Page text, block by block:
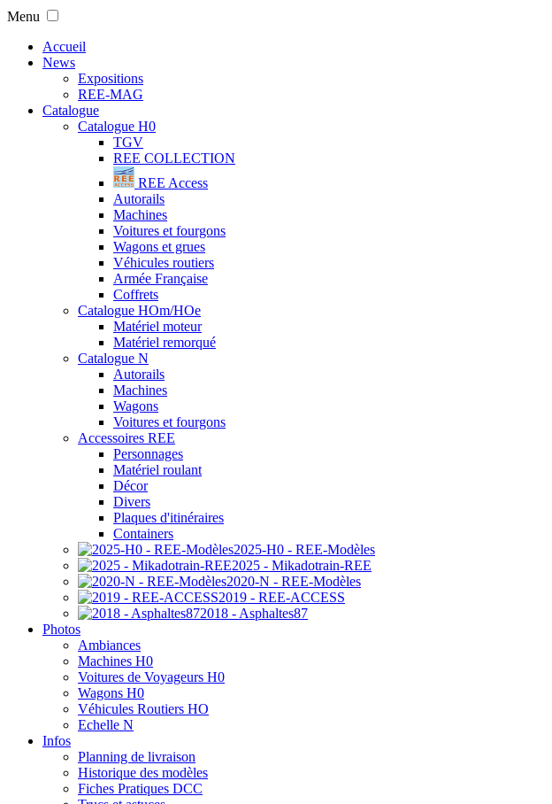
Menu
Accueil
News
Expositions
REE-MAG
Catalogue
Catalogue H0
TGV
REE COLLECTION
REE Access
Autorails
Machines
Voitures et fourgons
Wagons et grues
Véhicules routiers
Armée Française
Coffrets
Catalogue HOm/HOe
Matériel moteur
Matériel remorqué
Catalogue N
Autorails
Machines
Wagons
Voitures et fourgons
Accessoires REE
Personnages
Matériel roulant
Décor
Divers
Plaques d'itinéraires
Containers
2025-H0 - REE-Modèles
2025 - Mikadotrain-REE
2020-N - REE-Modèles
2019 - REE-ACCESS
2018 - Asphaltes87
Photos
Ambiances
Machines H0
Voitures de Voyageurs H0
Wagons H0
Véhicules Routiers HO
Echelle N
Infos
Planning de livraison
Historique des modèles
Fiches Pratiques DCC